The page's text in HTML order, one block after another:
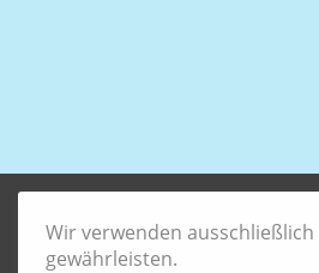
Wir verwenden
gewährleisten.